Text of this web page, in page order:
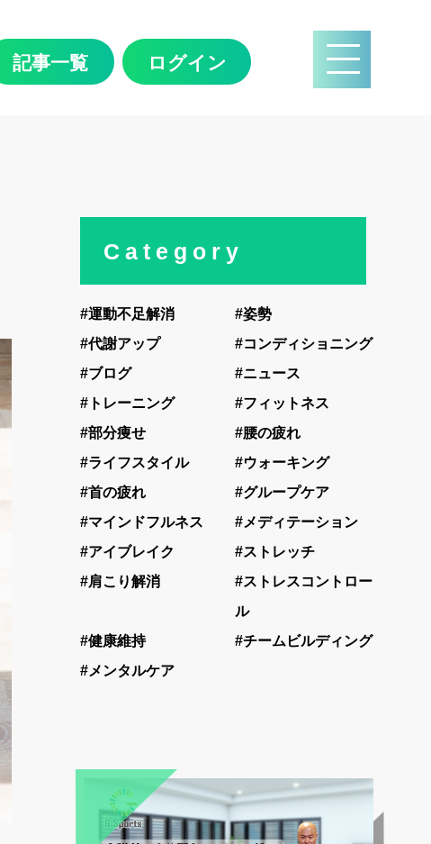
記事一覧 ログイン
Category
#運動不足解消
#姿勢
#代謝アップ
#コンディショニング
#ブログ
#ニュース
#トレーニング
#フィットネス
#部分痩せ
#腰の疲れ
#ライフスタイル
#ウォーキング
#首の疲れ
#グループケア
#マインドフルネス
#メディテーション
#アイブレイク
#ストレッチ
#肩こり解消
#ストレスコントロー
ル
#健康維持
#チームビルディング
#メンタルケア